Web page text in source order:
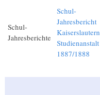
Schul-
Jahresberichte
Schul-
Jahresbericht
Kaiserslautern
Studienanstalt
1887/1888